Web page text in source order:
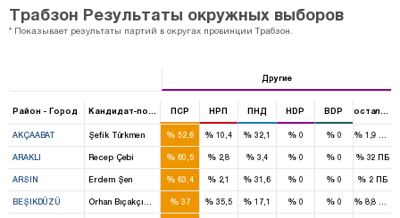
Трабзон Результаты окружных выборов
* Показывает результаты партий в округах провинции Трабзон.
Другие
Район - Город ПСР НРП ПНД HDP BDP
AKÇAABAT Şefik Türkmen % 52,6 % 10,4 % 32,1 %0 %0 %1,9
ARAKLI Recep Çebi % 60,5 %2,8 %3,4 %0 %0 %32ПБ
ARSIN Erdem Şen % 63,4 %2,1 % 31,6 %0 %0 % 2 ПБ
BEŞIKDÜZÜ % 37 % 35,5 % 17,1 %0 %0 %8,8